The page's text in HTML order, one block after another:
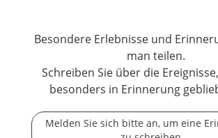
Besondere Erlebnisse und
man teilen.
Schreiben Sie über die
besonders in Erinnerung
Melden Sie sich bitte an, um eine